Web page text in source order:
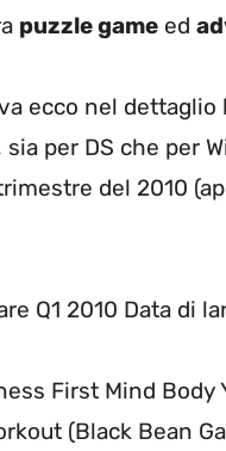
puzzle game ed
ecco nel dettaglio
per DS che per
del 2010
Q1 2010 Data di
First Mind Body
(Black Bean